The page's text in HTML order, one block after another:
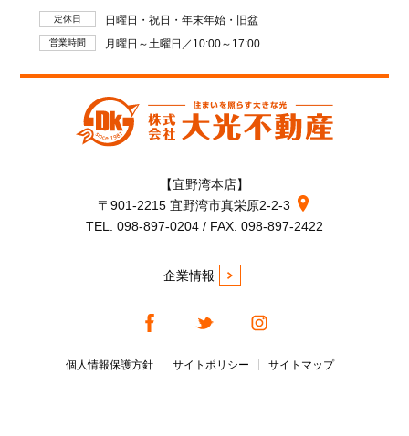
定休日 日曜日・祝日・年末年始・旧盆
営業時間 月曜日～土曜日／10:00～17:00
【宜野湾本店】
〒901-2215 宜野湾市真栄原2-2-3
TEL. 098-897-0204 / FAX. 098-897-2422
企業情報
個人情報保護方針 サイトポリシー サイトマップ